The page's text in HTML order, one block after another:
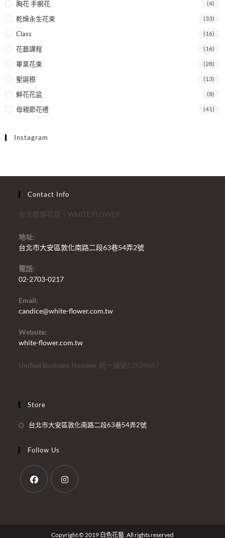
胸花 手腕花 (4)
乾燥永生花束 (33)
Class (16)
花藝課程 (16)
畢業花束 (28)
聖誕樹 (13)
鮮花花盆 (8)
母親節花禮 (41)
Instagram
Contact Info
台北乾燥花店｜WHITE FLOWER
地址:
台北市大安區敦化南路二段63巷54弄2號
電話:
02-2703-0217
Email:
candice@white-flower.com.tw
Website:
white-flower.com.tw
Unified Business Number 統一編號52824687
Store
台北市大安區敦化南路二段63巷54弄2號
Follow Us
Copyright © 2019 白色花藝. All rights reserved